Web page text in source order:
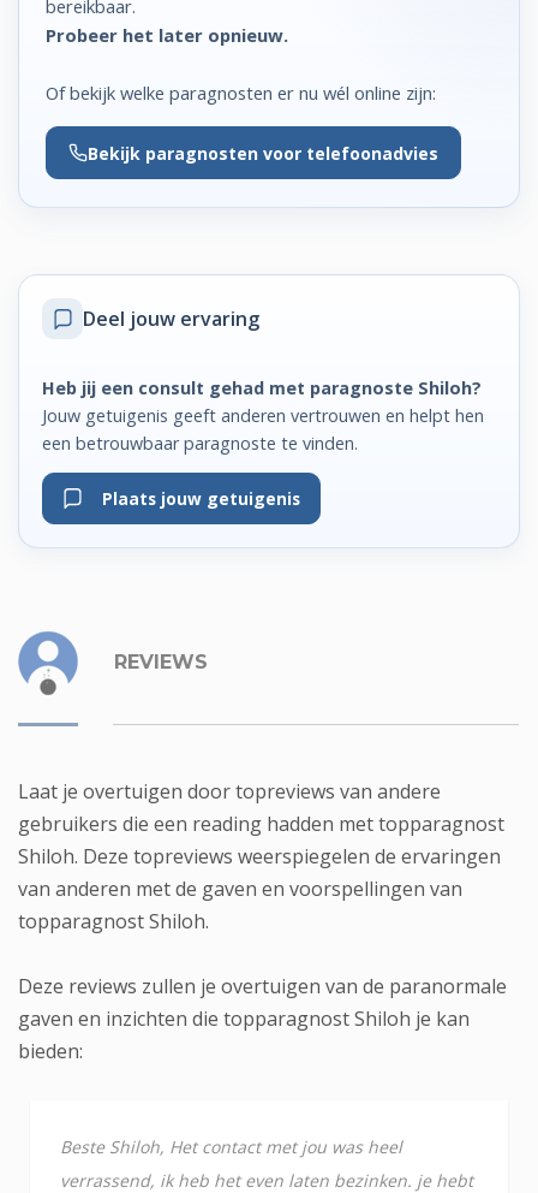
bereikbaar.
Probeer het later opnieuw.
Of bekijk welke paragnosten er nu wél online zijn:
Bekijk paragnosten voor telefoonadvies
Deel jouw ervaring
Heb jij een consult gehad met paragnoste Shiloh?
Jouw getuigenis geeft anderen vertrouwen en helpt hen
een betrouwbaar paragnoste te vinden.
Plaats jouw getuigenis
REVIEWS
Laat je overtuigen door topreviews van andere
gebruikers die een reading hadden met topparagnost
Shiloh. Deze topreviews weerspiegelen de ervaringen
van anderen met de gaven en voorspellingen van
topparagnost Shiloh.
Deze reviews zullen je overtuigen van de paranormale
gaven en inzichten die topparagnost Shiloh je kan
bieden:
Beste Shiloh, Het contact met jou was heel
verrassend, ik heb het even laten bezinken. je hebt